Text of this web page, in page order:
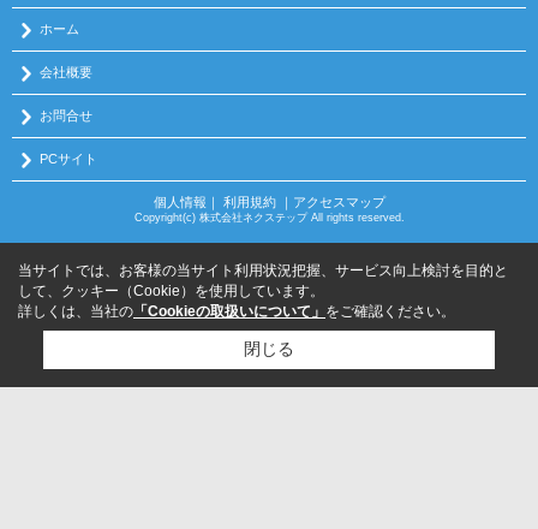
ホーム
会社概要
お問合せ
PCサイト
個人情報 ｜ 利用規約｜ アクセスマップ
Copyright(c) 株式会社ネクステップ All rights reserved.
当サイトでは、お客様の当サイト利用状況把握、サービス向上検討を目的と
して、クッキー（Cookie）を使用しています。
詳しくは、当社の 「Cookieの取扱いについて」 をご確認ください。
閉じる